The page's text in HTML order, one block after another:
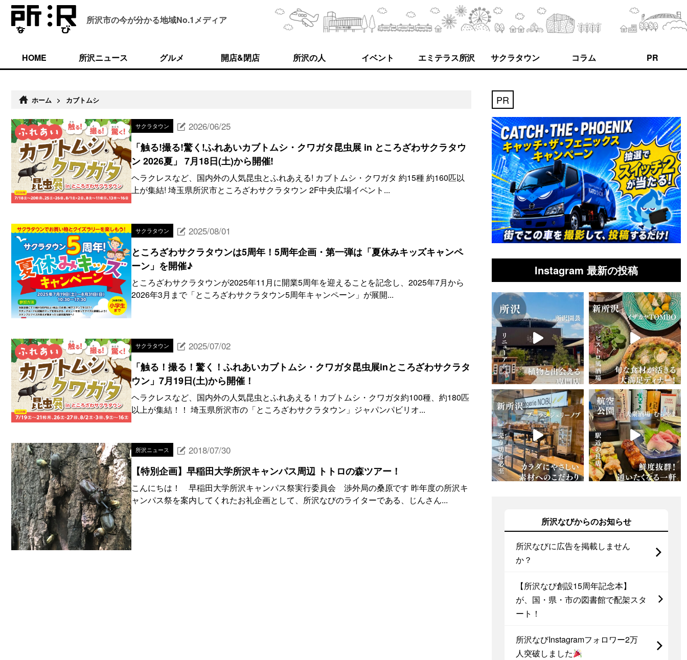
所沢市の今が分かる地域No.1メディア
HOME 所沢ニュース グルメ 開店&閉店 所沢の人 イベント エミテラス所沢 サクラタウン コラム PR
ホーム > カブトムシ
サクラタウン 2026/06/25
「触る!撮る!驚く!ふれあいカブトムシ・クワガタ昆虫展 in ところざわサクラタウ
ン 2026夏」 7月18日(土)から開催!
ヘラクレスなど、国内外の人気昆虫とふれあえる! カブトムシ・クワガタ 約15種 約160匹以
上が集結! 埼玉県所沢市ところざわサクラタウン 2F中央広場イベント...
サクラタウン 2025/08/01
ところざわサクラタウンは5周年！5周年企画・第一弾は「夏休みキッズキャンペ
ーン」を開催♪
ところざわサクラタウンが2025年11月に開業5周年を迎えることを記念し、2025年7月から
2026年3月まで「ところざわサクラタウン5周年キャンペーン」が展開...
サクラタウン 2025/07/02
「触る！撮る！驚く！ふれあいカブトムシ・クワガタ昆虫展inところざわサクラタ
ウン」7月19日(土)から開催！
ヘラクレスなど、国内外の人気昆虫とふれあえる！カブトムシ・クワガタ約100種、約180匹
以上が集結！！ 埼玉県所沢市の「ところざわサクラタウン」ジャパンパビリオ...
所沢ニュース 2018/07/30
【特別企画】早稲田大学所沢キャンパス周辺 トトロの森ツアー！
こんにちは！ 早稲田大学所沢キャンパス祭実行委員会 渉外局の桑原です 昨年度の所沢キ
ャンパス祭を案内してくれたお礼企画として、所沢なびのライターである、じんさん...
PR
Instagram 最新の投稿
所沢なびからのお知らせ
所沢なびに広告を掲載しません
か？
【所沢なび創設15周年記念本】
が、国・県・市の図書館で配架スタ
ート！
所沢なびInstagramフォロワー2万
人突破しました